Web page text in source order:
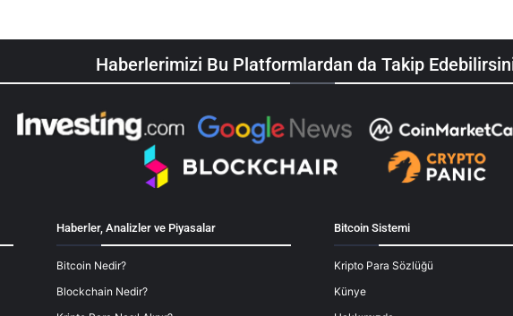
Haberlerimizi Bu Platformlardan da Takip
Haberler, Analizler ve Piyasalar
Bitcoin Nedir?
Blockchain Nedir?
Bitcoin Sistemi
Kripto Para Sözlüğü
Künye